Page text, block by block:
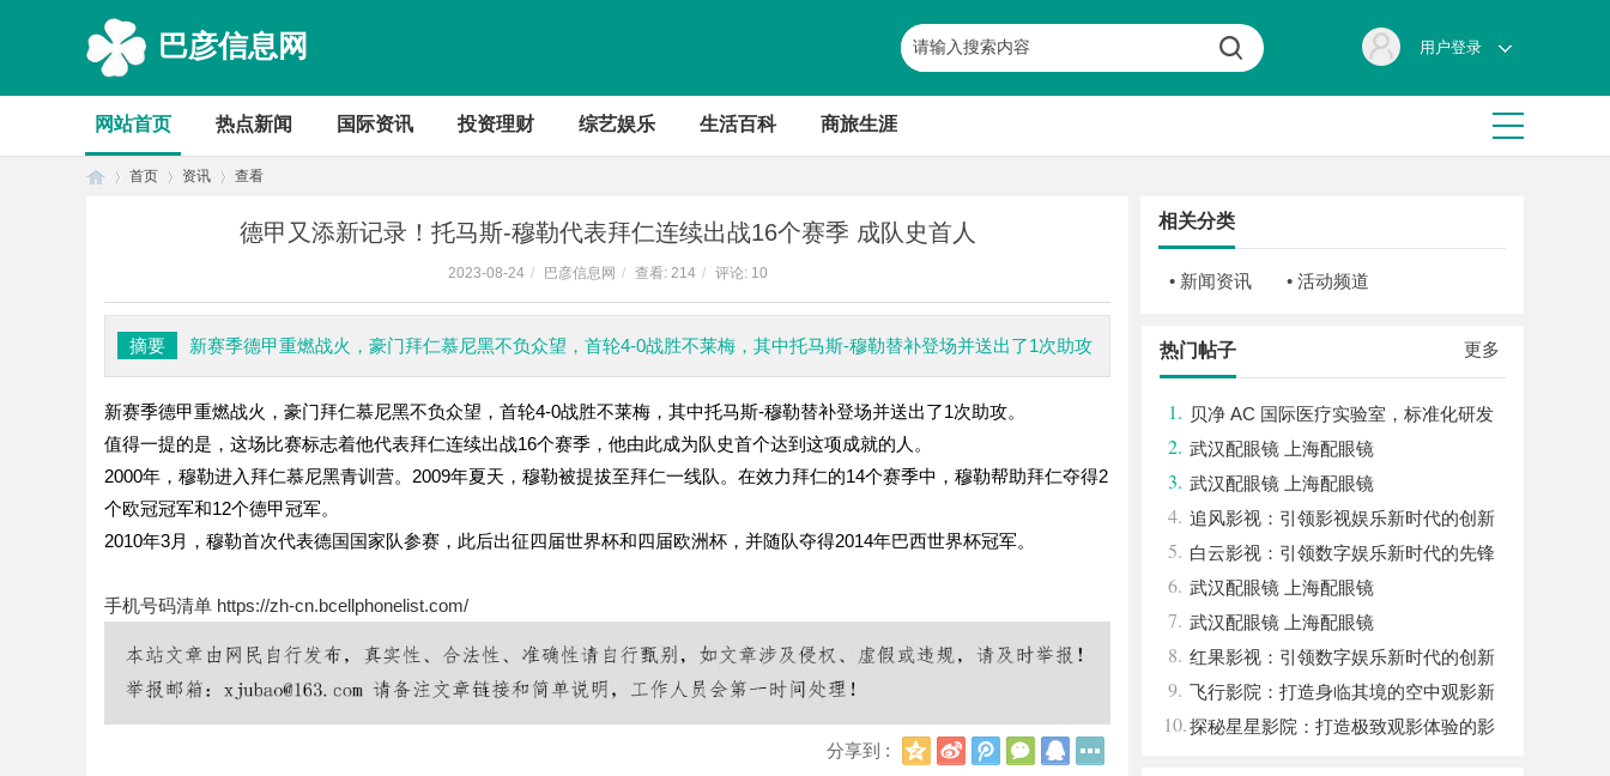
巴彦信息网 用户登录
网站首页 热点新闻 国际资讯 投资理财 综艺娱乐 生活百科 商旅生涯
首页 资讯 查看
德甲又添新记录！托马斯-穆勒代表拜仁连续出战16个赛季 成队史首人
2023-08-24 / 巴彦信息网 / 查看: 214 / 评论: 10
摘要 新赛季德甲重燃战火，豪门拜仁慕尼黑不负众望，首轮4-0战胜不莱梅，其中托马斯-穆勒替补登场并送出了1次助攻
新赛季德甲重燃战火，豪门拜仁慕尼黑不负众望，首轮4-0战胜不莱梅，其中托马斯-穆勒替补登场并送出了1次助攻。
值得一提的是，这场比赛标志着他代表拜仁连续出战16个赛季，他由此成为队史首个达到这项成就的人。
2000年，穆勒进入拜仁慕尼黑青训营。2009年夏天，穆勒被提拔至拜仁一线队。在效力拜仁的14个赛季中，穆勒帮助拜仁夺得2
个欧冠冠军和12个德甲冠军。
2010年3月，穆勒首次代表德国国家队参赛，此后出征四届世界杯和四届欧洲杯，并随队夺得2014年巴西世界杯冠军。
手机号码清单 https://zh-cn.bcellphonelist.com/
分享到 :
Q
新
浪
腾
讯
微
信
Q
相关分类
• 新闻资讯 • 活动频道
更多
热门帖子
1. 贝净 AC 国际医疗实验室，标准化研发
体系全解析
2. 武汉配眼镜 上海配眼镜
3. 武汉配眼镜 上海配眼镜
4. 追风影视：引领影视娱乐新时代的创新
平台
5. 白云影视：引领数字娱乐新时代的先锋
力量
6. 武汉配眼镜 上海配眼镜
7. 武汉配眼镜 上海配眼镜
8. 红果影视：引领数字娱乐新时代的创新
力量
9. 飞行影院：打造身临其境的空中观影新
体验
10.探秘星星影院：打造极致观影体验的影